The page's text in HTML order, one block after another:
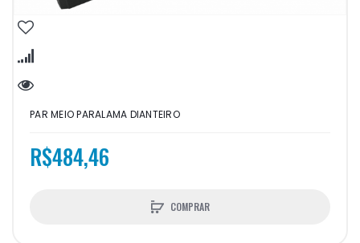
PAR MEIO PARALAMA DIANTEIRO
R$484,46
COMPRAR